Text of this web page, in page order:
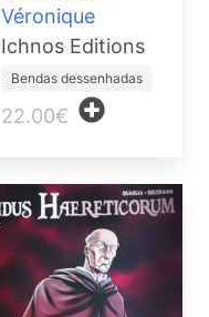
Véronique
Ichnos Editions
Bendas dessenhadas
22.00€